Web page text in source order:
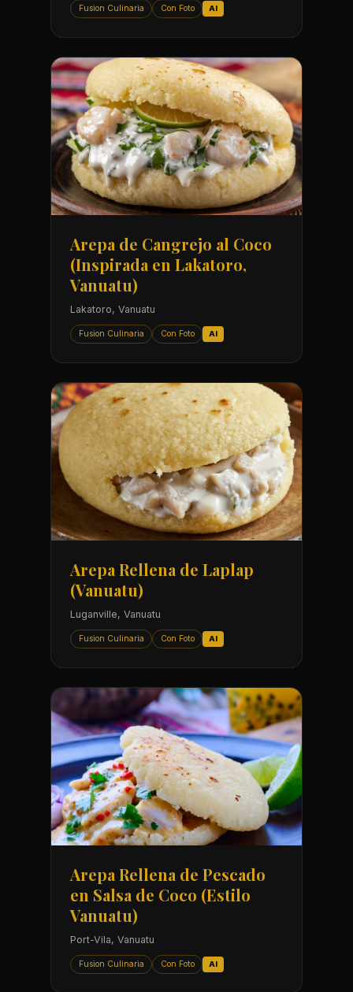
Fusion Culinaria Con Foto AI
Arepa de Cangrejo al Coco
(Inspirada en Lakatoro,
Vanuatu)
Lakatoro, Vanuatu
Fusion Culinaria Con Foto AI
Arepa Rellena de Laplap
(Vanuatu)
Luganville, Vanuatu
Fusion Culinaria Con Foto AI
Arepa Rellena de Pescado
en Salsa de Coco (Estilo
Vanuatu)
Port-Vila, Vanuatu
Fusion Culinaria Con Foto AI